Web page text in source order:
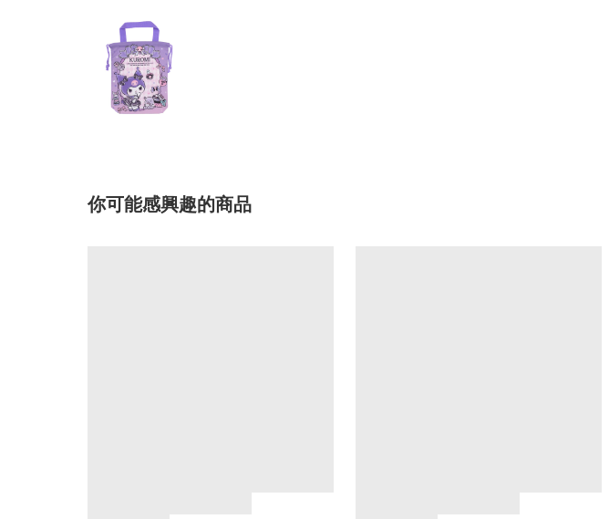
你可能感興趣的商品